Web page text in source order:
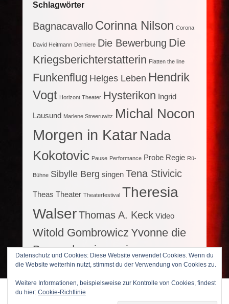
Schlagwörter
Bagnacavallo Corinna Nilson Corona
David Heitmann Derniere Die Bewerbung Die
Kriegsberichterstatterin Flatten the line
Funkenflug Helges Leben Hendrik
Vogt Horizont Theater Hysterikon Ingrid
Lausund Marlene Streeruwitz Michal Nocon
Morgen in Katar Nada
Kokotovic Pause Performance Probe Regie Rü-
Bühne Sibylle Berg singen Tena Stivicic
Theas Theater Theaterfestival Theresia
WalserThomas A. Keck Video
Witold Gombrowicz Yvonne die
Burgunderprinzessin
Copyright © 2026
Datenschutz und Cookies: Diese Website verwendet Cookies. Wenn du
die Website weiterhin nutzt, stimmst du der Verwendung von Cookies zu.
Weitere Informationen, beispielsweise zur Kontrolle von Cookies, findest
du hier: Cookie-Richtlinie